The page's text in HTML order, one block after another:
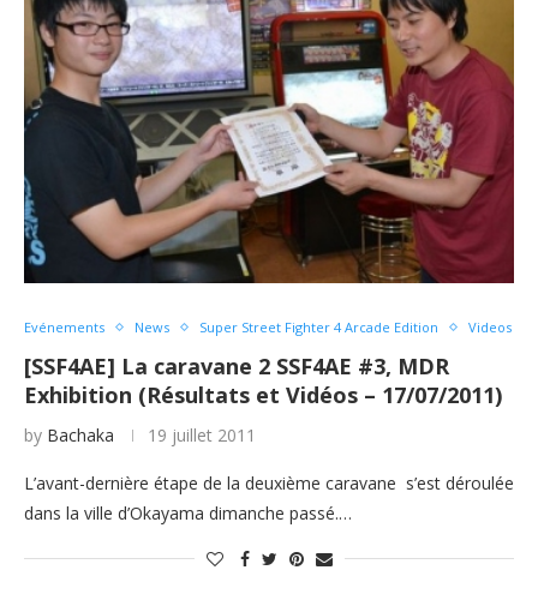
Evénements News Super Street Fighter 4 Arcade Edition Videos
[SSF4AE] La caravane 2 SSF4AE #3, MDR
Exhibition (Résultats et Vidéos – 17/07/2011)
by Bachaka 19 juillet 2011
L’avant-dernière étape de la deuxième caravane s’est déroulée
dans la ville d’Okayama dimanche passé.…